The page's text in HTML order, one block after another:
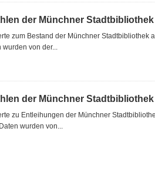
der Münchner Stadtbibliothek
zum Bestand der Münchner
wurden von der...
der Münchner
zu Entleihungen der Münchner
wurden von...